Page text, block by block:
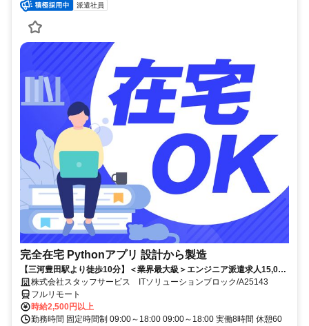
派遣社員
完全在宅 Pythonアプリ 設計から製造
【三河豊田駅より徒歩10分】＜業界最大級＞エンジニア派遣求人15,000
件以上◎ 来社不要のカンタン登録→最短2日で就業可能！！
株式会社スタッフサービス ITソリューションブロック/A25143
フルリモート
時給2,500円以上
勤務時間 固定時間制 09:00～18:00 09:00～18:00 実働8時間 休憩60